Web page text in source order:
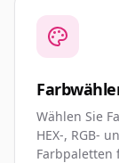
Wählen Sie
HEX-, RGB-
Farbpaletten